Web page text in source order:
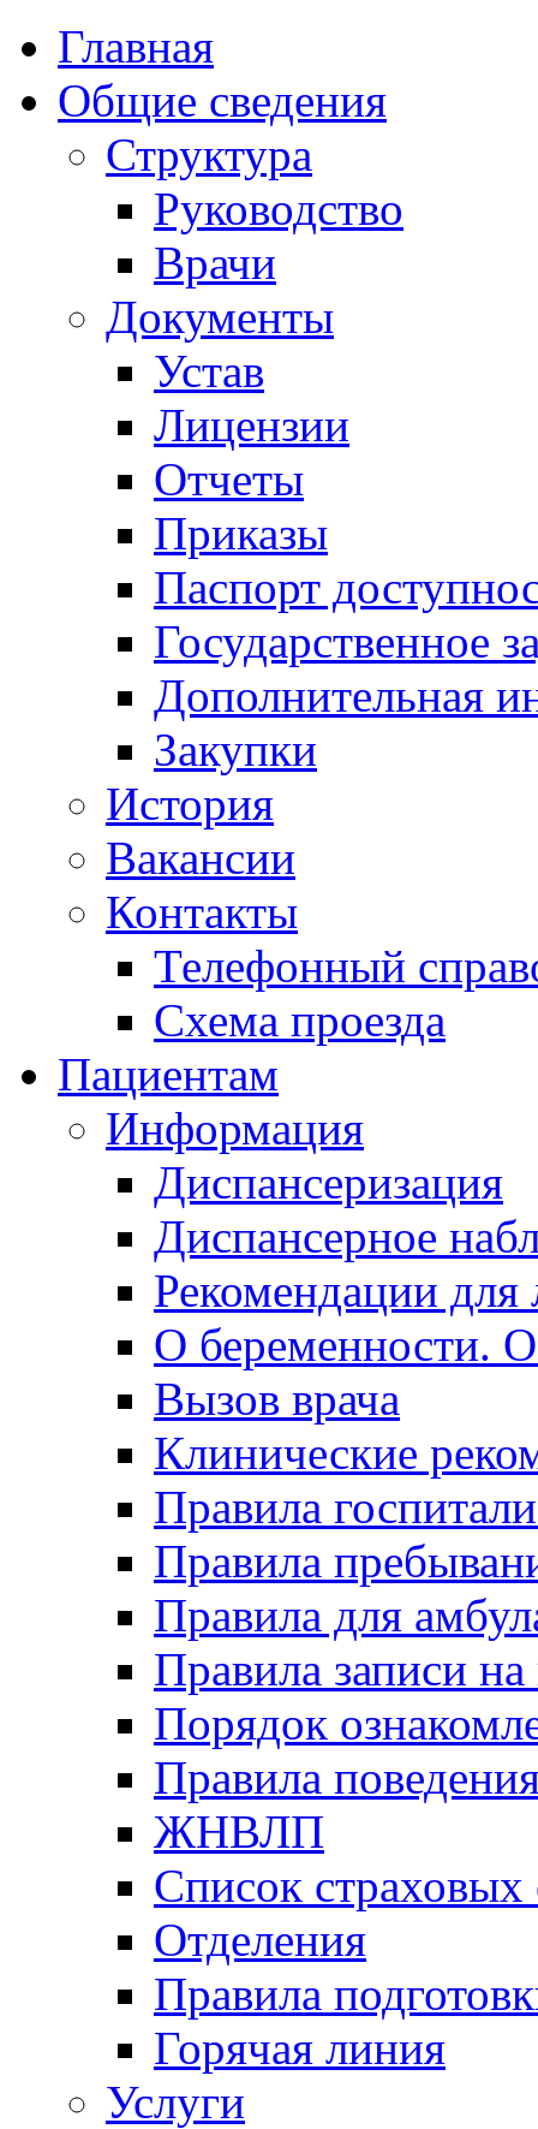
Главная
Общие сведения
Структура
Руководство
Врачи
Документы
Устав
Лицензии
Отчеты
Приказы
Паспорт
Государственное
Дополнительная
Закупки
История
Вакансии
Контакты
Телефонный
Схема проезда
Пациентам
Информация
Диспансеризация
Диспансерное
Рекомендации для
О беременности.
Вызов врача
Клинические
Правила
Правила
Правила для
Правила записи
Порядок
Правила
ЖНВЛП
Список страховых
Отделения
Правила
Горячая линия
Услуги